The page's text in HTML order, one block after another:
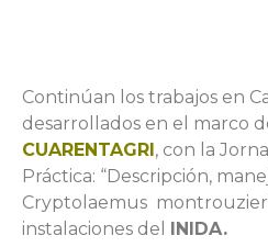
Continúan los trabajos en
desarrollados en el marco
CUARENTAGRI, con la
Práctica: “Descripción,
Cryptolaemus
instalaciones del INIDA.